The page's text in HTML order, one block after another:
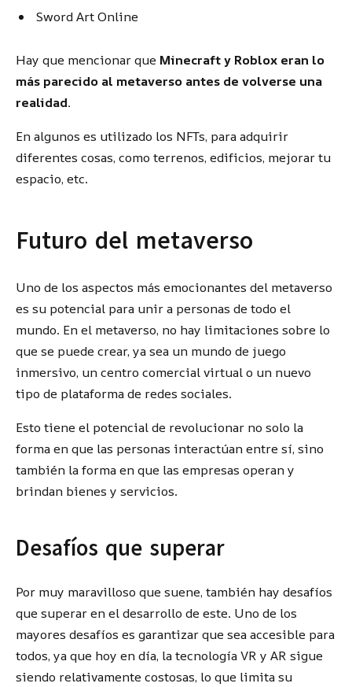
Sword Art Online
Hay que mencionar que Minecraft y Roblox eran lo
más parecido al metaverso antes de volverse una
realidad.
En algunos es utilizado los NFTs, para adquirir
diferentes cosas, como terrenos, edificios, mejorar tu
espacio, etc.
Futuro del metaverso
Uno de los aspectos más emocionantes del metaverso
es su potencial para unir a personas de todo el
mundo. En el metaverso, no hay limitaciones sobre lo
que se puede crear, ya sea un mundo de juego
inmersivo, un centro comercial virtual o un nuevo
tipo de plataforma de redes sociales.
Esto tiene el potencial de revolucionar no solo la
forma en que las personas interactúan entre sí, sino
también la forma en que las empresas operan y
brindan bienes y servicios.
Desafíos que superar
Por muy maravilloso que suene, también hay desafíos
que superar en el desarrollo de este. Uno de los
mayores desafíos es garantizar que sea accesible para
todos, ya que hoy en día, la tecnología VR y AR sigue
siendo relativamente costosas, lo que limita su